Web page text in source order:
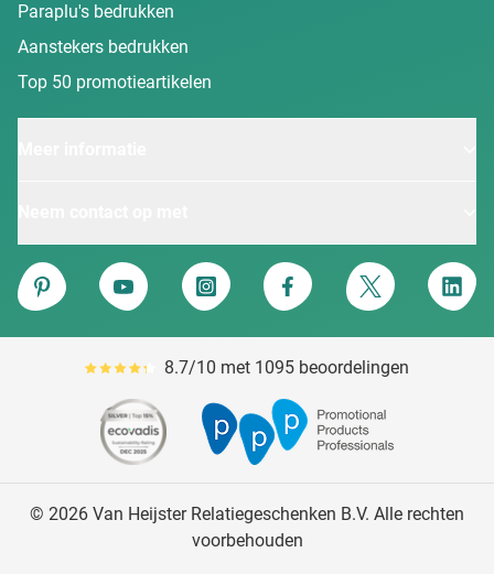
Paraplu's bedrukken
Aanstekers bedrukken
Top 50 promotieartikelen
Van Heijster
Pinterest
YouTube Instagram Facebook Twitter
Gemiddeld reviewpercentage is 87
8.7/10 met 1095 beoordelingen
© 2026 Van Heijster Relatiegeschenken B.V. Alle rechten
voorbehouden